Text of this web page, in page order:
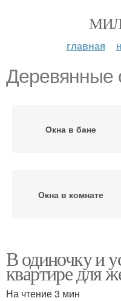
главная
Деревянные
Окна в бане
Окна в комнате
Окно в парилке
В одиночку и
квартире для
На чтение 3 мин